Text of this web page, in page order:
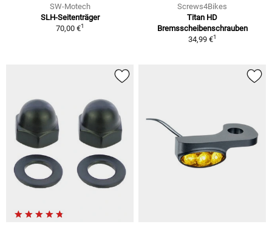
SW-Motech
SLH-Seitenträger
70,00 €1
Screws4Bikes
Titan HD
Bremsscheibenschrauben
34,99 €1